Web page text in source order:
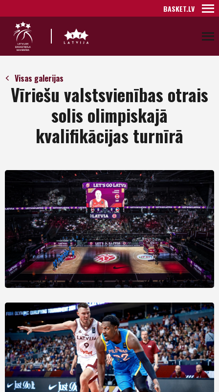
BASKET.LV
Visas galerijas
Vīriešu valstsvienības otrais
solis olimpiskajā
kvalifikācijas turnīrā